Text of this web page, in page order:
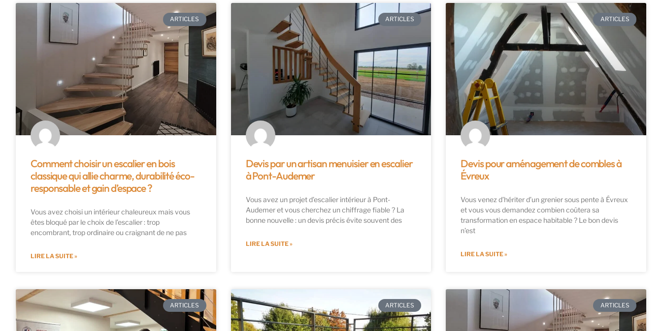
ARTICLES
Comment choisir un escalier en bois
classique qui allie charme, durabilité éco-
responsable et gain d’espace ?
Vous avez choisi un intérieur chaleureux mais vous
êtes bloqué par le choix de l’escalier : trop
encombrant, trop ordinaire ou craignant de ne pas
LIRE LA SUITE »
ARTICLES
Devis par un artisan menuisier en escalier
à Pont-Audemer
Vous avez un projet d’escalier intérieur à Pont-
Audemer et vous cherchez un chiffrage fiable ? La
bonne nouvelle : un devis précis évite souvent des
LIRE LA SUITE »
ARTICLES
Devis pour aménagement de combles à
Évreux
Vous venez d’hériter d’un grenier sous pente à Évreux
et vous vous demandez combien coûtera sa
transformation en espace habitable ? Le bon devis
n’est
LIRE LA SUITE »
ARTICLES ARTICLES ARTICLES